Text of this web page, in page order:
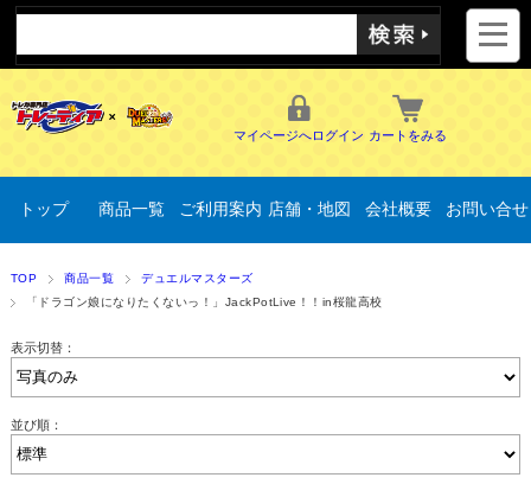
マイページへログイン カートをみる
トップ 商品一覧 ご利用案内 店舗・地図 会社概要 お問い合せ
TOP 商品一覧
デュエルマスターズ
「ドラゴン娘になりたくないっ！」JackPotLive！！in桜龍高校
表示切替：
並び順：